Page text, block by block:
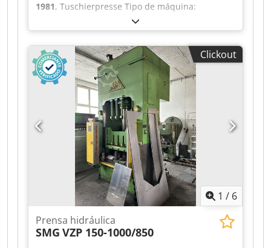
1981, Tuschierpresse Tipo de máquina:
Tuschierpresse Reis TUS 90 Año de construcción:
1981 Dotación Schließkraft: 1.000 kN
Chodjzkbtkopfx Ahaja Motor: 380 V Max.
Belastungen: untere Aufspannplatte: 7.000 kg
obere Abschwenkplatte: 3.500 kg
Clickout
1 / 6
Prensa hidráulica
SMG VZP 150-1000/850